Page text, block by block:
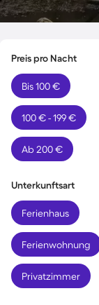
Preis pro Nacht
Bis 100 €
100 € - 199 €
Ab 200 €
Unterkunftsart
Ferienhaus
Ferienwohnung
Privatzimmer